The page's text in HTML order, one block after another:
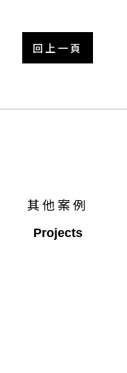
回上一頁
其他案例
Projects